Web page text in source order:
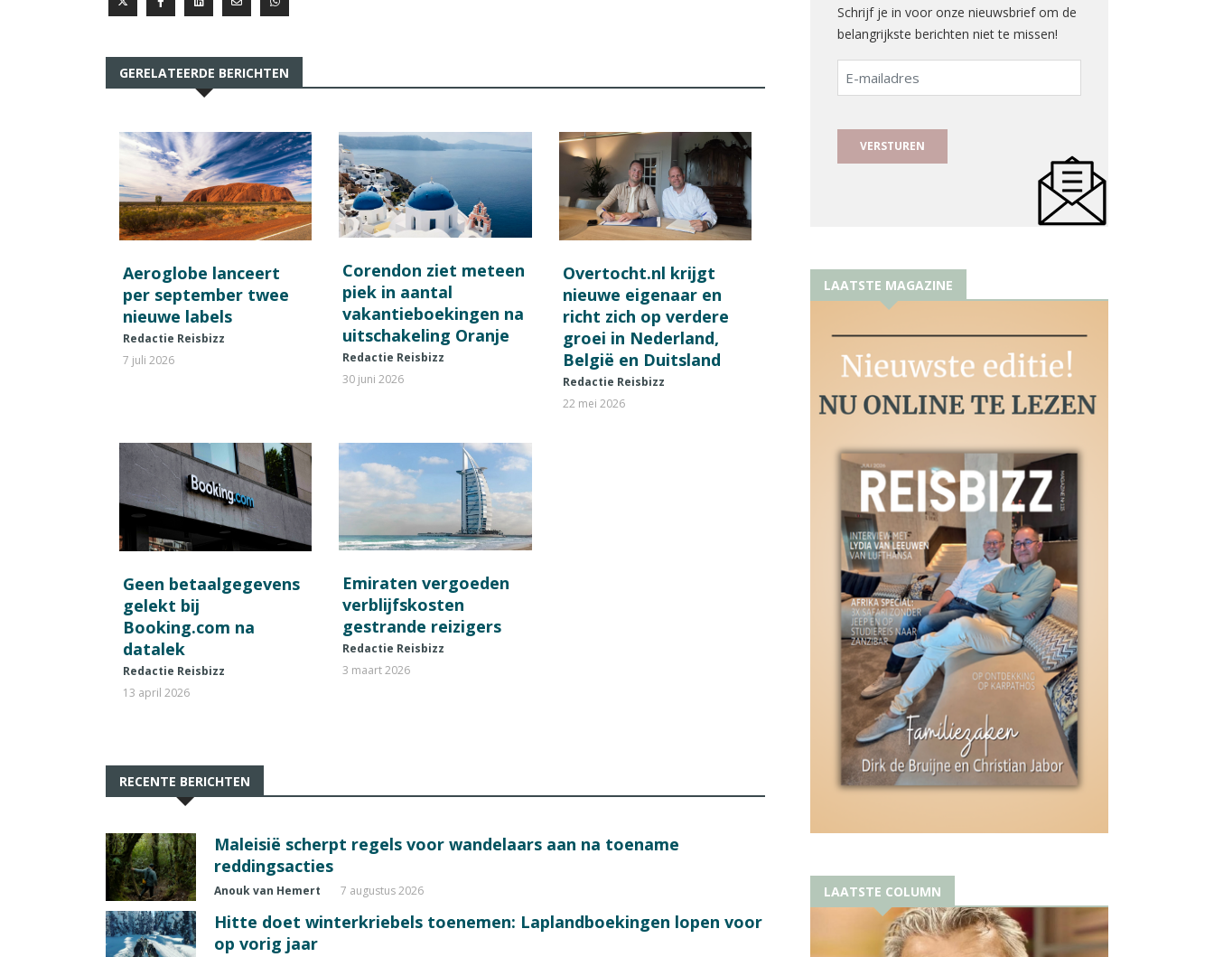
GERELATEERDE BERICHTEN
Aeroglobe lanceert
per september twee
nieuwe labels
Redactie Reisbizz
7 juli 2026
Corendon ziet meteen
piek in aantal
vakantieboekingen na
uitschakeling Oranje
Redactie Reisbizz
30 juni 2026
Overtocht.nl krijgt
nieuwe eigenaar en
richt zich op verdere
groei in Nederland,
België en Duitsland
Redactie Reisbizz
22 mei 2026
Geen betaalgegevens
gelekt bij
Booking.com na
datalek
Redactie Reisbizz
13 april 2026
Emiraten vergoeden
verblijfskosten
gestrande reizigers
Redactie Reisbizz
3 maart 2026
RECENTE BERICHTEN
Maleisië scherpt regels voor wandelaars aan na toename
reddingsacties
Anouk van Hemert 7 augustus 2026
Hitte doet winterkriebels toenemen: Laplandboekingen lopen voor
op vorig jaar
Schrijf je in voor onze nieuwsbrief om de
belangrijkste berichten niet te missen!
E-
mailadres
LAATSTE MAGAZINE
LAATSTE COLUMN